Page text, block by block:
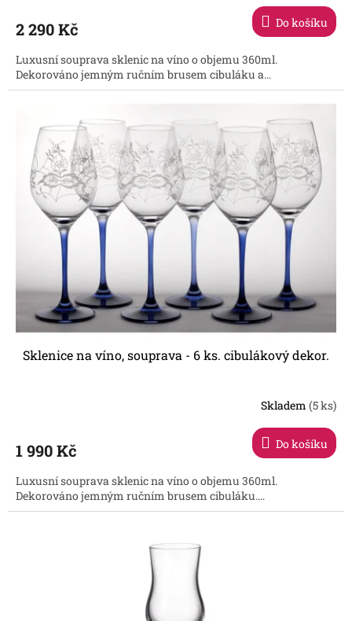
je
z
5
hvězdiček.
2 290 Kč Do košíku
Luxusní souprava sklenic na víno o objemu 360ml.
Dekorováno jemným ručním brusem cibuláku a...
Sklenice na víno, souprava - 6 ks. cibulákový dekor.
je
z
5
hvězdiček.
Skladem(5 ks)
1 990 Kč Do košíku
Luxusní souprava sklenic na víno o objemu 360ml.
Dekorováno jemným ručním brusem cibuláku....